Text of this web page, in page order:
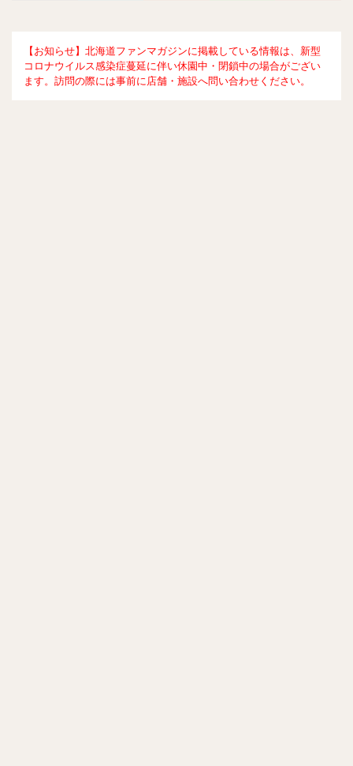
【お知らせ】北海道ファンマガジンに掲載している情報は、新型
コロナウイルス感染症蔓延に伴い休園中・閉鎖中の場合がござい
ます。訪問の際には事前に店舗・施設へ問い合わせください。